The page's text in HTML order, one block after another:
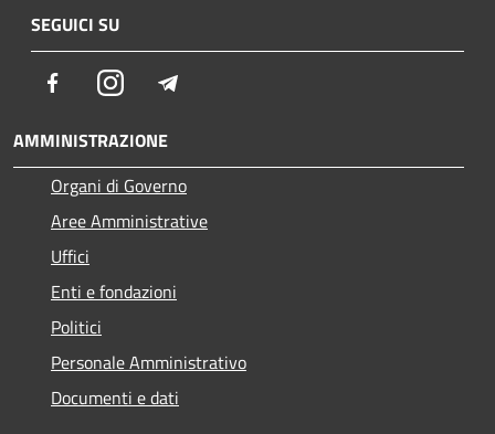
SEGUICI SU
FacebookInstagram
AMMINISTRAZIONE
Organi di Governo
Aree Amministrative
Uffici
Enti e fondazioni
Politici
Personale Amministrativo
Documenti e dati